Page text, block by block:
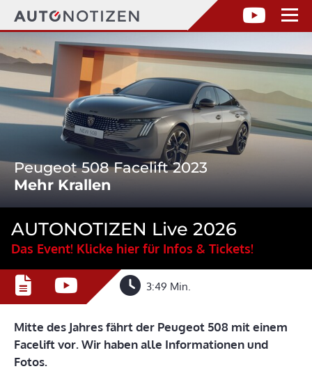
Peugeot 508 Facelift 2023
Mehr Krallen
AUTONOTIZEN Live 2026
Das Event! Klicke hier für Infos & Tickets!
3:49 Min.
Mitte des Jahres fährt der Peugeot 508 mit einem
Facelift vor. Wir haben alle Informationen und
Fotos.